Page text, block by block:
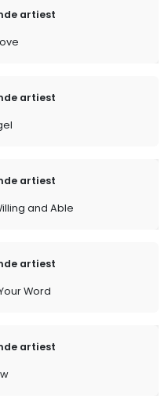
artiest
artiest
artiest
and Able
artiest
Word
artiest